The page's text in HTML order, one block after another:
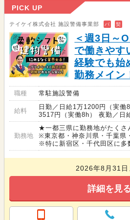
PICK UP
テイケイ株式会社 施設警備事業部 バ 契
＜週3日～
で働きやす
経験でも始
勤務メイン
職種 常駐施設警備
給料
日勤／日給1万1200円（実働
3517円（実働8h） 夜勤／日
勤務地
★一都三県に勤務地がたく
※東京都・神奈川県・千葉県
※特に新宿区・千代田区に多
2026年8月31日
詳細を見